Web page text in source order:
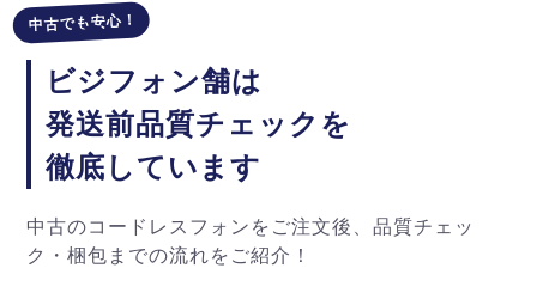
中古でも安心！
ビジフォン舗は
発送前品質チェックを
徹底しています
中古のコードレスフォンをご注文後、品質チェッ
ク・梱包までの流れをご紹介！